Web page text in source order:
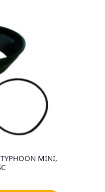
MINI,